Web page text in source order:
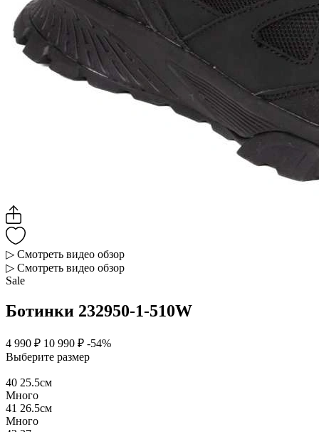
▷ Смотреть видео обзор
▷ Смотреть видео обзор
Sale
Ботинки 232950-1-510W
4 990 ₽ 10 990 ₽ -54%
Выберите размер
40 25.5см
Много
41 26.5см
Много